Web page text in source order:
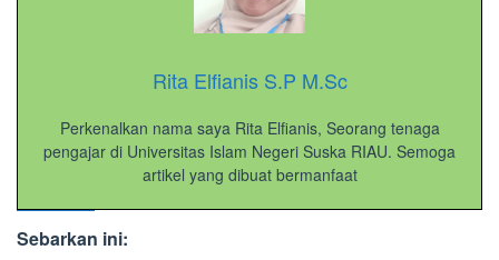
Rita Elfianis S.P M.Sc
Perkenalkan nama saya Rita Elfianis, Seorang tenaga
pengajar di Universitas Islam Negeri Suska RIAU. Semoga
artikel yang dibuat bermanfaat
Sebarkan ini: